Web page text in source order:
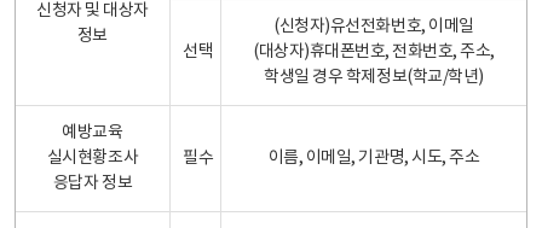
신청자 및 대상자
정보
선택
(신청자)유선전화번호, 이메일
(대상자)휴대폰번호, 전화번호, 주소,
학생일 경우 학제정보(학교/학년)
예방교육
실시현황조사
응답자 정보
필수 이름, 이메일, 기관명, 시도, 주소